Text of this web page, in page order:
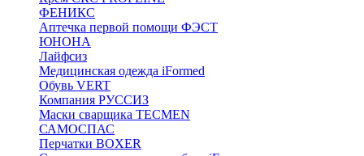
ФЕНИКС
Аптечка первой помощи ФЭСТ
ЮНОНА
Лайфсиз
Медицинская одежда iFormed
Обувь VERT
Компания РУССИЗ
Маски сварщика TECMEN
САМОСПАС
Перчатки BOXER